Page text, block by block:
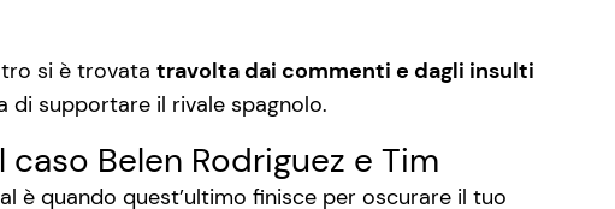
si è trovata travolta dai commenti e dagli insulti
di supportare il rivale spagnolo.
caso Belen Rodriguez e Tim
è quando quest’ultimo finisce per oscurare il tuo